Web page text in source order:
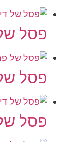
פסל
פסל
פסל של